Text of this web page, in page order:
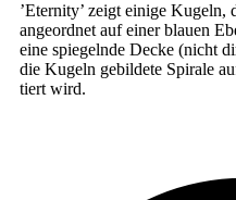
’Eter­ni­ty’ zeigt eini­ge Kugeln,
ange­ord­net auf einer blau­en
eine spie­geln­de Decke (nicht
die Kugeln gebil­de­te Spi­ra­le
tiert wird.